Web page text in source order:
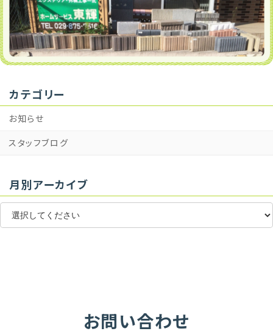
カテゴリー
お知らせ
スタッフブログ
月別アーカイブ
お問い合わせ